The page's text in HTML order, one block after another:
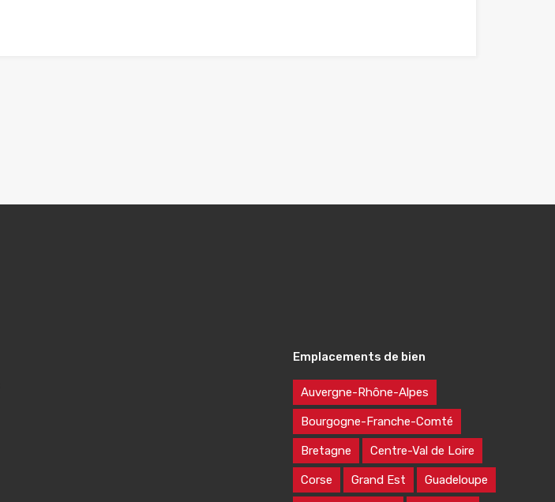
Emplacements de bien
Auvergne-Rhône-Alpes
Bourgogne-Franche-Comté
Bretagne Centre-Val de Loire
Corse Grand Est Guadeloupe